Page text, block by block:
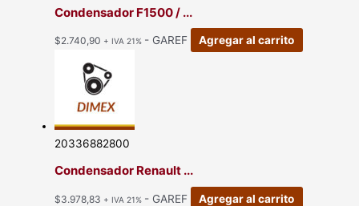
Condensador F1500 / ...
$2.740,90 + IVA 21% - GAREF Agregar al carrito
20336882800
Condensador Renault ...
$3.978,83 + IVA 21% - GAREF Agregar al carrito